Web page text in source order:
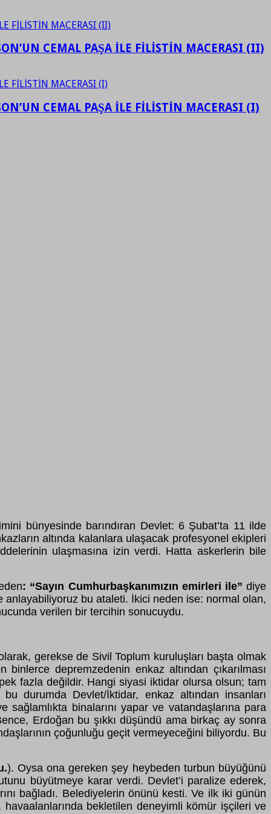
CEMAL PAŞA İLE FİLİSTİN MACERASI (II)
CEMAL PAŞA İLE FİLİSTİN MACERASI (I)
bünyesinde barındıran Devlet: 6 Şubat’ta 11 ilde
altında kalanlara ulaşacak profesyonel ekipleri
ulaşmasına izin verdi. Hatta askerlerin bile
: “Sayın Cumhurbaşkanımızın emirleri ile” diye
anlayabiliyoruz bu ataleti. İkici neden ise: normal olan,
verilen bir tercihin sonucuydu.
gerekse de Sivil Toplum kuruluşları başta olmak
depremzedenin enkaz altından çıkarılması
fazla değildir. Hangi siyasi iktidar olursa olsun; tam
durumda Devlet/İktidar, enkaz altından insanları
binalarını yapar ve vatandaşlarına para
Erdoğan bu şıkkı düşündü ama birkaç ay sonra
çoğunluğu geçit vermeyeceğini biliyordu. Bu
). Oysa ona gereken şey heybeden turbun büyüğünü
büyütmeye karar verdi. Devlet’i paralize ederek,
bağladı. Belediyelerin önünü kesti. Ve ilk iki günün
havaalanlarında bekletilen deneyimli kömür işçileri ve